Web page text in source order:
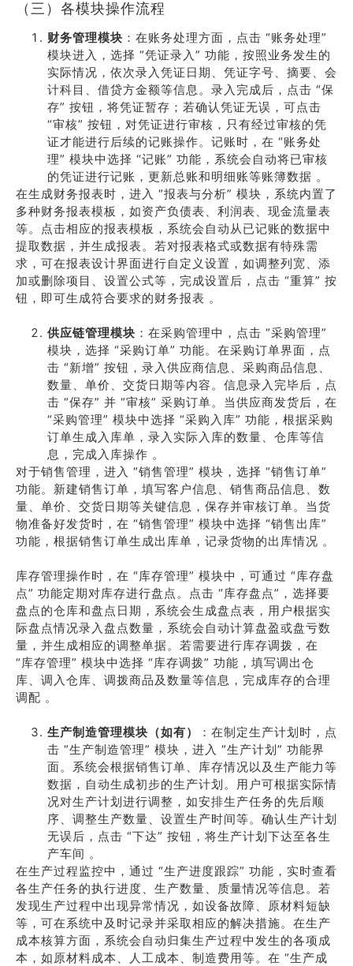
（三）各模块操作流程
财务管理模块 ：在账务处理方面，点击 “账务处理”
模块进入，选择 “凭证录入” 功能，按照业务发生的
实际情况，依次录入凭证日期、凭证字号、摘要、会
计科目、借贷方金额等信息。录入完成后，点击 “保
存” 按钮，将凭证暂存；若确认凭证无误，可点击
“审核” 按钮，对凭证进行审核，只有经过审核的凭
证才能进行后续的记账操作。记账时，在 “账务处
理” 模块中选择 “记账” 功能，系统会自动将已审核
的凭证进行记账，更新总账和明细账等账簿数据 。
在生成财务报表时，进入 “报表与分析” 模块，系统内置了
多种财务报表模板，如资产负债表、利润表、现金流量表
等。点击相应的报表模板，系统会自动从已记账的数据中
提取数据，并生成报表。若对报表格式或数据有特殊需
求，可在报表设计界面进行自定义设置，如调整列宽、添
加或删除项目、设置公式等，完成设置后，点击 “重算” 按
钮，即可生成符合要求的财务报表 。
供应链管理模块 ：在采购管理中，点击 “采购管理”
模块，选择 “采购订单” 功能。在采购订单界面，点
击 “新增” 按钮，录入供应商信息、采购商品信息、
数量、单价、交货日期等内容。信息录入完毕后，点
击 “保存” 并 “审核” 采购订单。当供应商发货后，在
“采购管理” 模块中选择 “采购入库” 功能，根据采购
订单生成入库单，录入实际入库的数量、仓库等信
息，完成入库操作 。
对于销售管理，进入 “销售管理” 模块，选择 “销售订单”
功能。新建销售订单，填写客户信息、销售商品信息、数
量、单价、交货日期等关键信息，保存并审核订单。当货
物准备好发货时，在 “销售管理” 模块中选择 “销售出库”
功能，根据销售订单生成出库单，记录货物的出库情况 。
库存管理操作时，在 “库存管理” 模块中，可通过 “库存盘
点” 功能定期对库存进行盘点。点击 “库存盘点”，选择要
盘点的仓库和盘点日期，系统会生成盘点表，用户根据实
际盘点情况录入盘点数量，系统会自动计算盘盈或盘亏数
量，并生成相应的调整单据。若需要进行库存调拨，在
“库存管理” 模块中选择 “库存调拨” 功能，填写调出仓
库、调入仓库、调拨商品及数量等信息，完成库存的合理
调配 。
生产制造管理模块（如有）
：在制定生产计划时，点
击 “生产制造管理” 模块，进入 “生产计划” 功能界
面。系统会根据销售订单、库存情况以及生产能力等
数据，自动生成初步的生产计划。用户可根据实际情
况对生产计划进行调整，如安排生产任务的先后顺
序、调整生产数量、设置生产时间等。确认生产计划
无误后，点击 “下达” 按钮，将生产计划下达至各生
产车间 。
在生产过程监控中，通过 “生产进度跟踪” 功能，实时查看
各生产任务的执行进度、生产数量、质量情况等信息。若
发现生产过程中出现异常情况，如设备故障、原材料短缺
等，可在系统中及时记录并采取相应的解决措施。在生产
成本核算方面，系统会自动归集生产过程中发生的各项成
本，如原材料成本、人工成本、制造费用等。在 “生产成